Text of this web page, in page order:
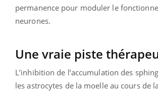
permanence pour moduler le
neurones.
Une vraie piste
L’inhibition de l’accumulation des
les astrocytes de la moelle au cours de